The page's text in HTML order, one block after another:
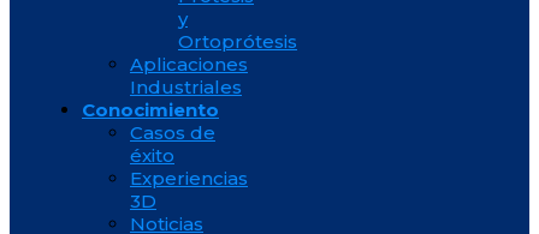
y
Ortoprótesis
Aplicaciones
Industriales
Conocimiento
Casos de
éxito
Experiencias
3D
Noticias